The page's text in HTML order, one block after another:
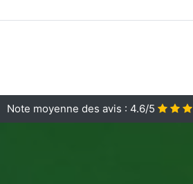
Note moyenne des avis : 4.6/5